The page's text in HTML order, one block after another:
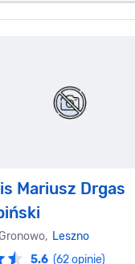
Mariusz Drgas
Leszno
5.6 (62 opinie)